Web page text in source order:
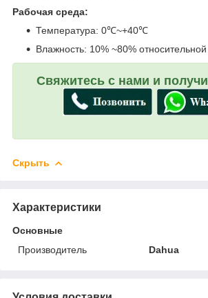
Рабочая среда:
Температура: 0℃~+40℃
Влажность: 10% ~80%
Свяжитесь с нами и
Скрыть
Характеристики
Основные
Производитель
Dahua